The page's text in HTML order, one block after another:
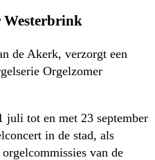
Westerbrink
de Akerk, verzorgt een
Orgelzomer
juli tot en met 23 september
in de stad, als
van de